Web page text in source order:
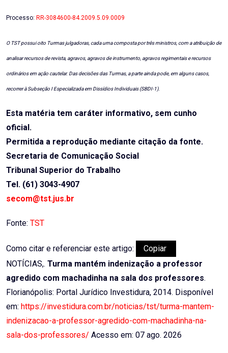
Processo: RR-3084600-84.2009.5.09.0009
O TST possui oito Turmas julgadoras, cada uma composta por três ministros, com a atribuição de
analisar recursos de revista, agravos, agravos de instrumento, agravos regimentais e recursos
ordinários em ação cautelar. Das decisões das Turmas, a parte ainda pode, em alguns casos,
recorrer à Subseção I Especializada em Dissídios Individuais (SBDI-1).
Esta matéria tem caráter informativo, sem cunho
oficial.
Permitida a reprodução mediante citação da fonte.
Secretaria de Comunicação Social
Tribunal Superior do Trabalho
Tel. (61) 3043-4907
secom@tst.jus.br
Fonte: TST
Como citar e referenciar este artigo:
Copiar
NOTÍCIAS,. Turma mantém indenização a professor
agredido com machadinha na sala dos professores.
Florianópolis: Portal Jurídico Investidura, 2014. Disponível
em: https://investidura.com.br/noticias/tst/turma-mantem-
indenizacao-a-professor-agredido-com-machadinha-na-
sala-dos-professores/ Acesso em: 07 ago. 2026